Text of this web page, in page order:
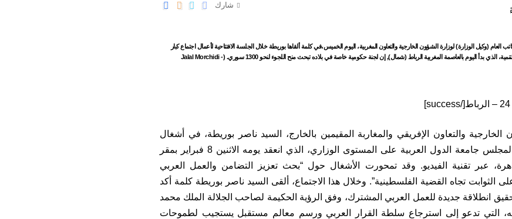
شارك
(وكيل الوزارة) لوزارة الشؤون الخارجية والتعاون المغربية، اليوم الخميس،في كلمة ألقاها بوريطة خلال الجلسة الافتتاحية لأعمال اجتماع كبار
المسؤولين عن الحوار الأوروإفريقي حول الهجرة والتنمية، الذي بدأ اليوم بالعاصمة المغربية الرباط (شمال), إن لجنة حكومية خاصة في بلاده تبحث منح اللجوء لنحو 1300 سوري. (Jalal Morchidi -
والتعاون الإفريقي والمغاربة المقيمين بالخارج، السيد ناصر بوريطة، في أشغال
الدورة غير العادية لمجلس جامعة الدول العربية على المستوى الوزاري، الذي انعقد يومه الاثنين 8 فبراير بمقر
عبر تقنية الفيديو. وقد تمحورت الأشغال حول “بحث تعزيز التضامن والعمل العربي
الثوابت تجاه القضية الفلسطينية”. وخلال هذا الاجتماع، ألقى السيد ناصر بوريطة كلمة أكد
انطلاقة جديدة للعمل العربي المشترك، وفق الرؤية الحكيمة لصاحب الجلالة الملك محمد
التي تدعو إلى استرجاع سلطة القرار العربي ورسم معالم مستقبل يستجيب لطموحات